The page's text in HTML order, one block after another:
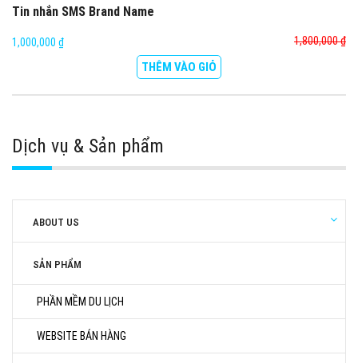
Tin nhắn SMS Brand Name
1,000,000 ₫ 1,800,000 ₫
THÊM VÀO GIỎ
Dịch vụ & Sản phẩm
ABOUT US
SẢN PHẨM
PHẦN MỀM DU LỊCH
WEBSITE BÁN HÀNG